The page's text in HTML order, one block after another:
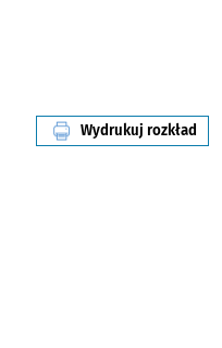
Wydrukuj rozkład
linii nr 905